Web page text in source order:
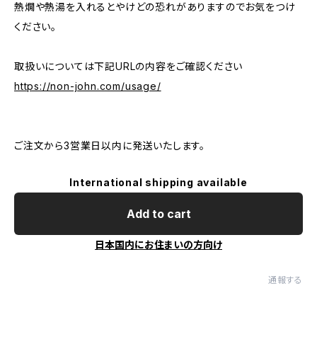
熱燗や熱湯を入れるとやけどの恐れがありますのでお気をつけ
ください。
取扱いについては下記URLの内容をご確認ください
https://non-john.com/usage/
ご注文から3営業日以内に発送いたします。
International shipping available
Add to cart
日本国内にお住まいの方向け
通報する